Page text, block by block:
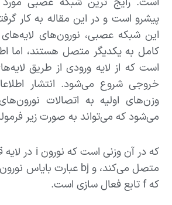
پیشرو است و در این مقاله به کار
این شبکه عصبی، نورون‌های
کامل به یکدیگر متصل هستند، اما
است که از لایه ورودی از طریق
خروجی شروع می‌شود. انتشار
وزن‌های اولیه به اتصالات
می‌شود که می‌تواند به صورت زیر
که f تابع فعال سازی است.